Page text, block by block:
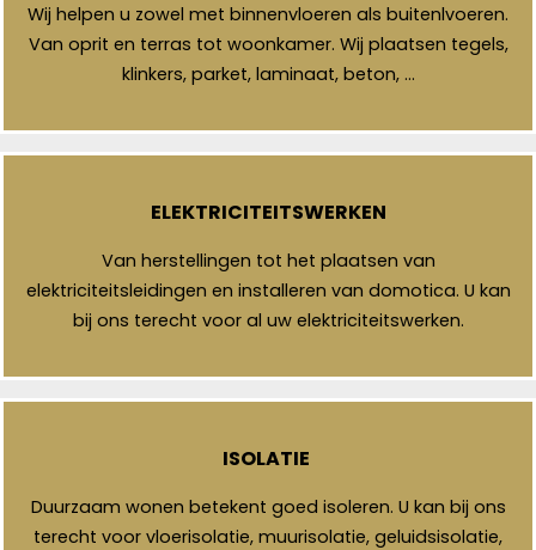
Wij helpen u zowel met binnenvloeren als buitenlvoeren.
Van oprit en terras tot woonkamer. Wij plaatsen tegels,
klinkers, parket, laminaat, beton, …
ELEKTRICITEITSWERKEN
Van herstellingen tot het plaatsen van
elektriciteitsleidingen en installeren van domotica. U kan
bij ons terecht voor al uw elektriciteitswerken.
ISOLATIE
Duurzaam wonen betekent goed isoleren. U kan bij ons
terecht voor vloerisolatie, muurisolatie, geluidsisolatie,